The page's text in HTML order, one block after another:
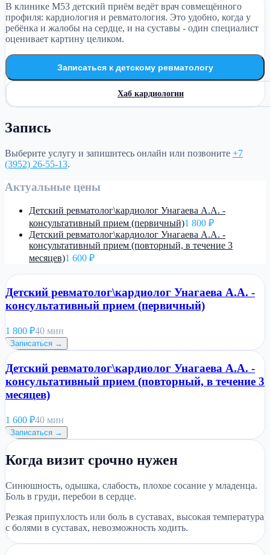
В клинике М53 детский приём ведёт врач совмещённого
профиля: кардиология и ревматология. Это удобно, когда у
ребёнка и жалобы на сердце, и на суставы - один специалист
оценивает картину целиком.
Записаться к детскому ревматологу
Хаб кардиологии
Запись
Выберите услугу и запишитесь онлайн или позвоните +7
(3952) 26-55-13.
Актуальные цены
Детский ревматолог\кардиолог Унагаева А.А. -
консультативный прием (первичный)1 800 ₽
Детский ревматолог\кардиолог Унагаева А.А. -
консультативный прием (повторный, в течение 3
месяцев)1 600 ₽
Детский ревматолог\кардиолог Унагаева А.А. -
консультативный прием (первичный)
1 800 ₽40 мин
Записаться →
Детский ревматолог\кардиолог Унагаева А.А. -
консультативный прием (повторный, в течение 3
месяцев)
1 600 ₽40 мин
Записаться →
Когда визит срочно нужен
Синюшность, одышка, слабость, плохое сосание у младенца.
Боль в груди, перебои в сердце.
Резкая припухлость или боль в суставах, высокая температура
с болями в суставах, невозможность ходить.